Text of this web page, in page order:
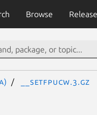
Browse
__setfpucw.3.gz